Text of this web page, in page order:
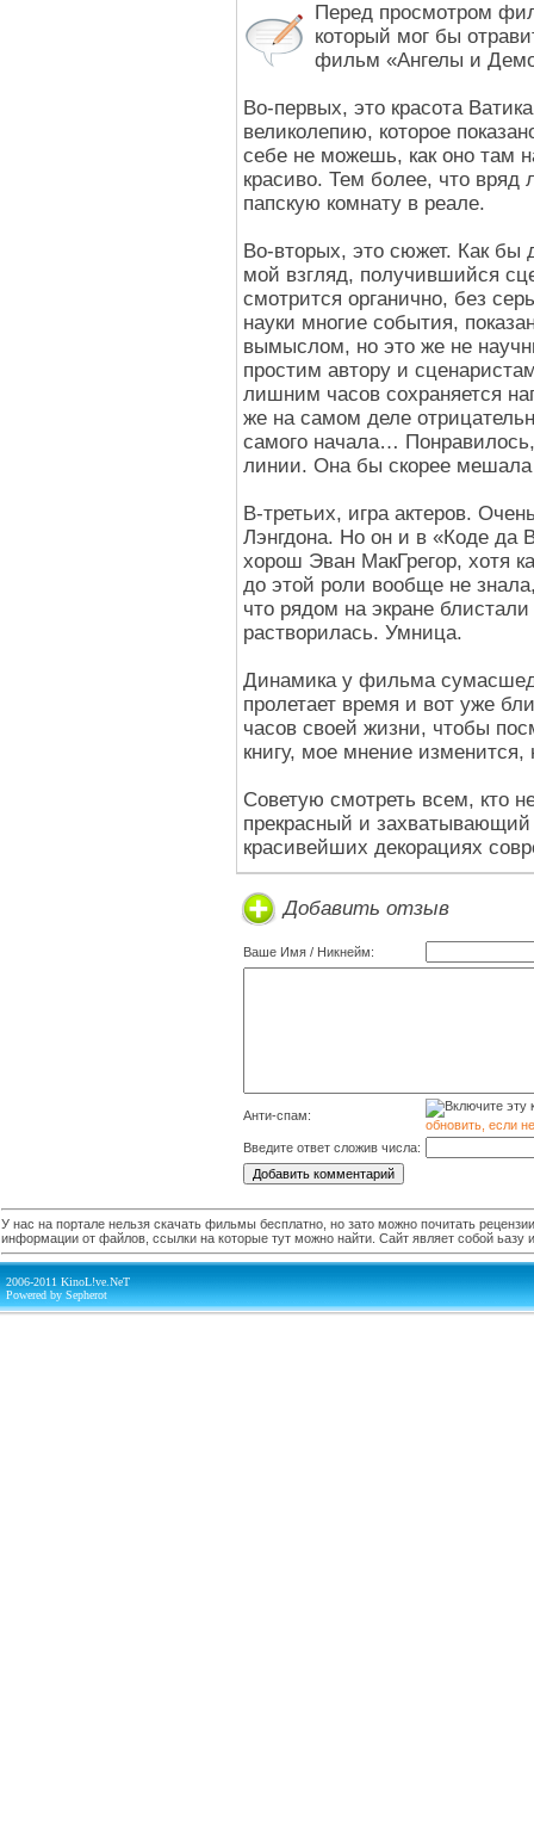
Перед просмотром
который мог бы
фильм «Ангелы и
Во-первых, это красота
великолепию, которое
себе не можешь, как оно там
красиво. Тем более, что вряд
папскую комнату в реале.
Во-вторых, это сюжет. Как бы
мой взгляд, получившийся
смотрится органично, без
науки многие события,
вымыслом, но это же не
простим автору и
лишним часов сохраняется
же на самом деле
самого начала…
линии. Она бы скорее
В-третьих, игра актеров.
Лэнгдона. Но он и в «Коде да
хорош Эван МакГрегор, хотя
до этой роли вообще не
что рядом на экране
растворилась. Умница.
Динамика у фильма
пролетает время и вот уже
часов своей жизни, чтобы
книгу, мое мнение
Советую смотреть всем, кто
прекрасный и
красивейших декорациях
Добавить отзыв
Ваше Имя / Никнейм:
Анти-спам:
обновить, если
Введите ответ сложив числа:
У нас на портале нельзя скачать фильмы бесплатно, но зато можно почитать
информации от файлов, ссылки на которые тут можно найти. Сайт являет собой
2006-2011 KinoL!ve.NeT
Powered by Sepherot